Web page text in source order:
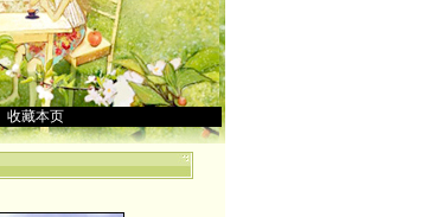
收藏本页